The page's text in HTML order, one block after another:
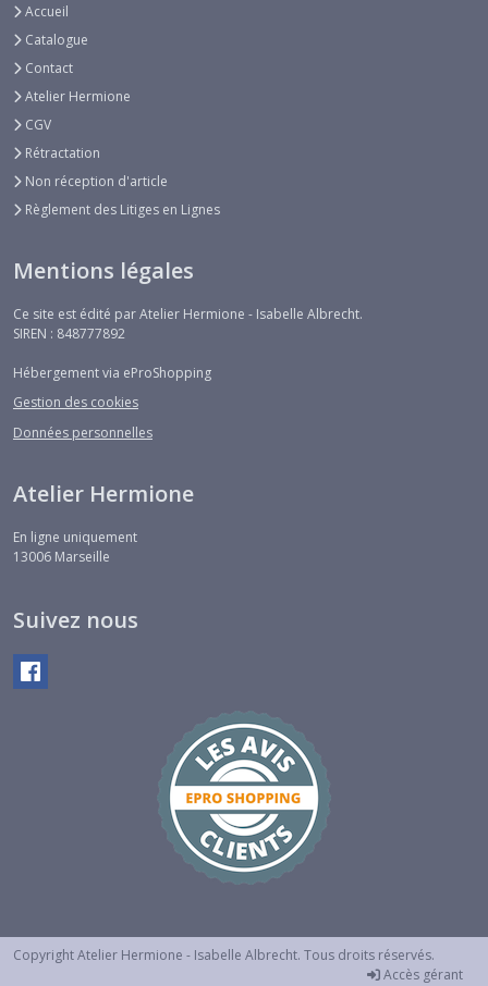
Accueil
Catalogue
Contact
Atelier Hermione
CGV
Rétractation
Non réception d'article
Règlement des Litiges en Lignes
Mentions légales
Ce site est édité par Atelier Hermione - Isabelle Albrecht.
SIREN : 848777892
Hébergement via eProShopping
Gestion des cookies
Données personnelles
Atelier Hermione
En ligne uniquement
13006 Marseille
Suivez nous
Copyright Atelier Hermione - Isabelle Albrecht. Tous droits réservés.
Accès gérant